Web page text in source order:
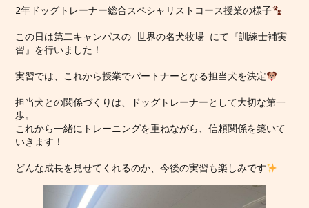
2年ドッグトレーナー総合スペシャリストコース授業の様子
この日は第二キャンパスの 世界の名犬牧場 にて『訓練士補実
習』を行いました！
実習では、これから授業でパートナーとなる担当犬を決定
担当犬との関係づくりは、ドッグトレーナーとして大切な第一
歩。
これから一緒にトレーニングを重ねながら、信頼関係を築いて
いきます！
どんな成長を見せてくれるのか、今後の実習も楽しみです